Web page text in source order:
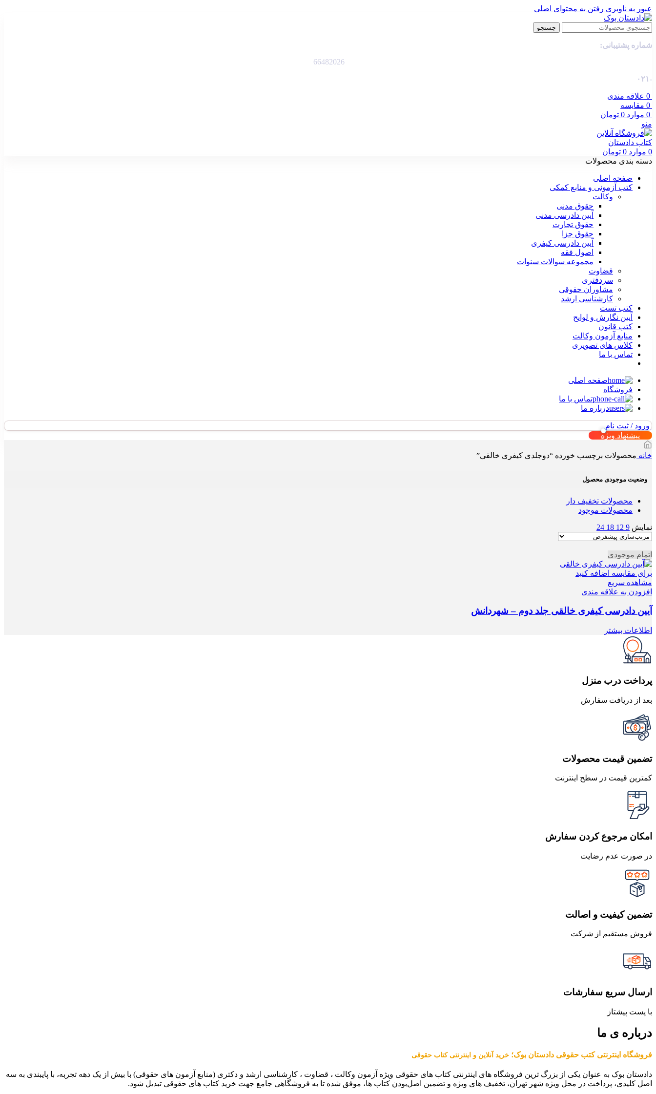
عبور به ناوبری رفتن به محتوای اصلی
جستجو
شماره پشتیبانی:
66482026
-۰۲۱
0 علاقه مندی
0 مقایسه
0 موارد 0 تومان
منو
0 موارد 0 تومان
دسته بندی محصولات
صفحه اصلی
کتب آزمونی و منابع کمکی
وکالت
حقوق مدنی
آیین دادرسی مدنی
حقوق تجارت
حقوق جزا
آیین دادرسی کیفری
اصول فقه
مجموعه سوالات سنوات
قضاوت
سردفتری
مشاوران حقوقی
کارشناسی ارشد
کتب تست
آیین نگارش و لوایح
کتب قانون
منابع آزمون وکالت
کلاس های تصویری
تماس با ما
صفحه اصلی
فروشگاه
تماس با ما
درباره ما
ورود / ثبت نام
پیشنهاد ویژه
خانه محصولات برچسب خورده “دوجلدی کیفری خالقی”
وضعیت موجودی محصول
محصولات تخفیف دار
محصولات موجود
نمایش 9
12
18
24
اتمام موجودی
برای مقایسه اضافه کنید
مشاهده سریع
افزودن به علاقه مندی
آیین دادرسی کیفری خالقی جلد دوم – شهردانش
اطلاعات بیشتر
پرداخت درب منزل
بعد از دریافت سفارش
تضمین قیمت محصولات
کمترین قیمت در سطح اینترنت
امکان مرجوع کردن سفارش
در صورت عدم رضایت
تضمین کیفیت و اصالت
فروش مستقیم از شرکت
ارسال سریع سفارشات
با پست پیشتاز
درباره ی ما
فروشگاه اینترنتی کتب حقوقی دادستان بوک؛ خرید آنلاین و اینترنتی کتاب حقوقی
دادستان بوک به عنوان یکی از بزرگ ترین فروشگاه های اینترنتی کتاب های حقوقی ویژه آزمون وکالت ، قضاوت ، کارشناسی ارشد و دکتری (منابع آزمون های حقوقی) با بیش از یک دهه تجربه، با پایبندی به سه
اصل کلیدی، پرداخت در محل ویژه شهر تهران، تخفیف های ویژه و تضمین اصل‌بودن کتاب ها، موفق شده تا به فروشگاهی جامع جهت خرید کتاب های حقوقی تبدیل شود.